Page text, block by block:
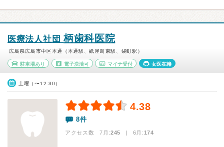
医療法人社団柄歯科医院
広島県広島市中区本通（本通駅、紙屋町東駅、袋町駅）
駐車場あり 電子決済可 マイナ受付 女医在籍
土曜（〜12:30）
4.38
8件
アクセス数 7月:245 | 6月:174